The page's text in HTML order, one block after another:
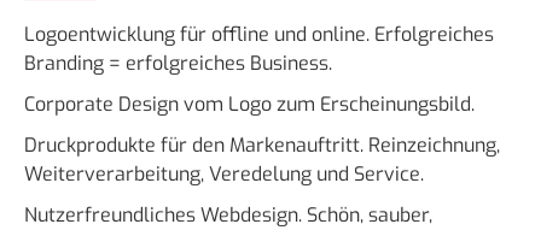
Logoentwicklung für offline und online. Erfolgreiches
Branding = erfolgreiches Business.
Corporate Design vom Logo zum Erscheinungsbild.
Druckprodukte für den Markenauftritt. Reinzeichnung,
Weiterverarbeitung, Veredelung und Service.
Nutzerfreundliches Webdesign. Schön, sauber,